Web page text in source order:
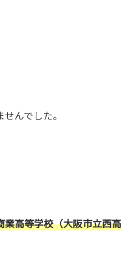
んでした。
業高等学校（大阪市立西高